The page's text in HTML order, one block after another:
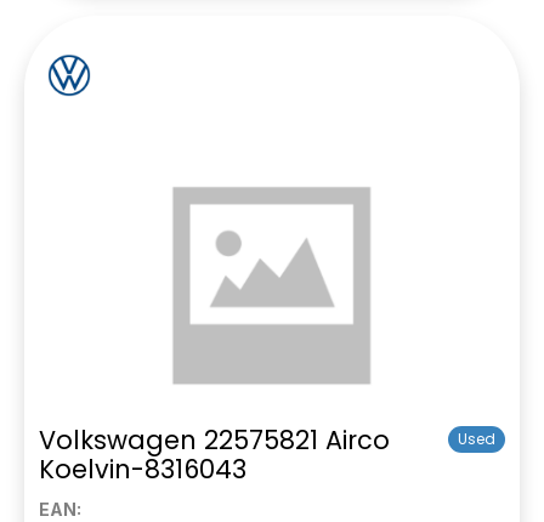
Volkswagen 22575821 Airco
Koelvin-8316043
Used
EAN: